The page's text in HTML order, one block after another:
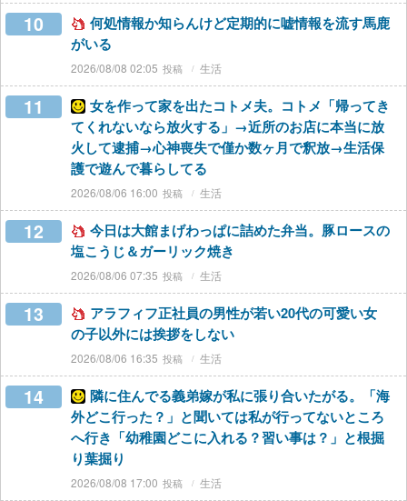
10
何処情報か知らんけど定期的に嘘情報を流す馬鹿
がいる
2026/08/08 02:05 生活
11
女を作って家を出たコトメ夫。コトメ「帰ってき
てくれないなら放火する」→近所のお店に本当に放
火して逮捕→心神喪失で僅か数ヶ月で釈放→生活保
護で遊んで暮らしてる
2026/08/06 16:00 生活
12
今日は大館まげわっぱに詰めた弁当。豚ロースの
塩こうじ＆ガーリック焼き
2026/08/06 07:35 生活
13
アラフィフ正社員の男性が若い20代の可愛い女
の子以外には挨拶をしない
2026/08/06 16:35 生活
14
隣に住んでる義弟嫁が私に張り合いたがる。「海
外どこ行った？」と聞いては私が行ってないところ
へ行き「幼稚園どこに入れる？習い事は？」と根掘
り葉掘り
2026/08/08 17:00 生活